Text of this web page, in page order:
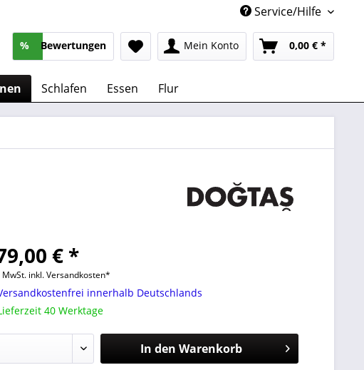
Service/Hilfe
% Bewertungen Mein Konto 0,00 € *
Schlafen Essen Flur
€ *
MwSt. inkl. Versandkosten*
innerhalb Deutschlands
40 Werktage
In den Warenkorb